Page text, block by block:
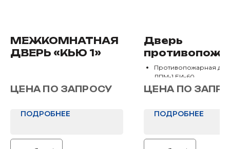
МЕЖКОМНАТНАЯ
ДВЕРЬ «КЬЮ 1»
ЦЕНА ПО ЗАПРОСУ
ПОДРОБНЕЕ
Дверь
я
ДПМ-1 ЕИ-60
Противопожарная
ДПМ-1 ЕИ-60
Размеры: 850х2050 мм,
ЦЕНА ПО
ПОДРОБНЕЕ